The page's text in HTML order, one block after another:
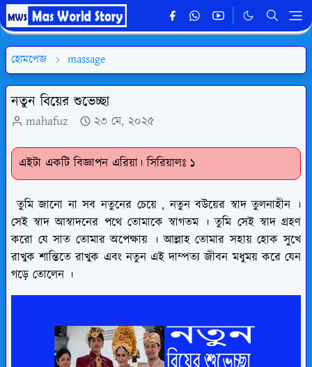
হোমপেজ massage
নতুন বিয়ের শুভেচ্ছা
mahafuz ২৩ মে, ২০২৫
এইটা একটি বিজ্ঞাপন এরিয়া। সিরিয়ালঃ ১
তুমি জানো না সব নতুনের চেয়ে , নতুন বউয়ের স্বাদ তুলনাহীন ।
সেই স্বাদ আস্বাদনের পথে তোমাকে স্বাগতম । তুমি সেই স্বাদ গ্রহণ
করো যে সাত তোমার অপেক্ষায় । আল্লাহ তোমার সহায় হোক সুখে
রাখুক শান্তিতে রাখুক এবং নতুন এই দাম্পত্য জীবন মধুময় করে যেন
গড়ে তোলেন ।